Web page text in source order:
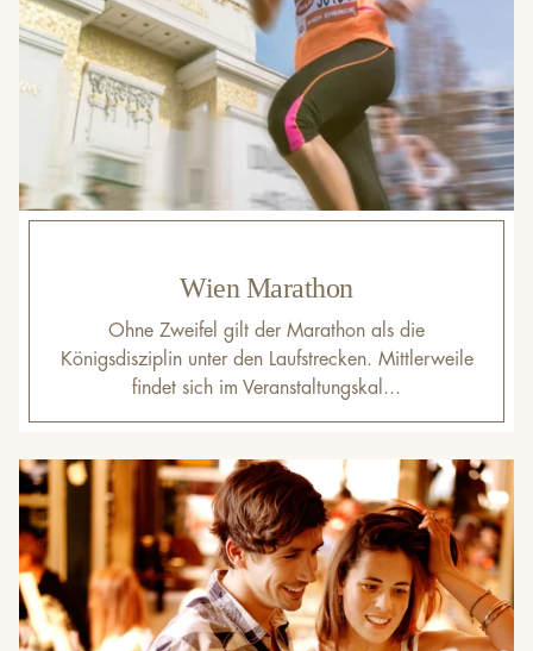
Wien Marathon
Ohne Zweifel gilt der Marathon als die
Königsdisziplin unter den Laufstrecken. Mittlerweile
findet sich im Veranstaltungskal...